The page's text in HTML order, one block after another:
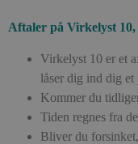
Aftaler på Virkelyst
Virkelyst 10 er et
låser dig ind dig
Kommer du
Tiden regnes fra
Bliver du